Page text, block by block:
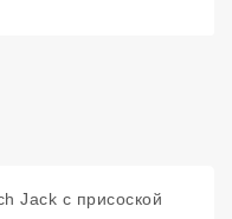
Jack с присоской